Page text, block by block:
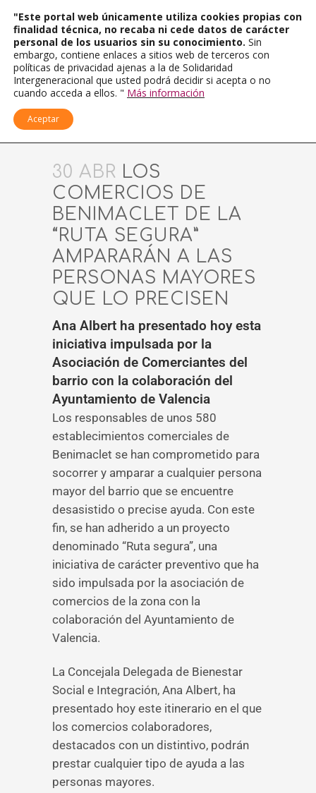
30 ABR LOS
COMERCIOS DE
BENIMACLET DE LA
“RUTA SEGURA”
AMPARARÁN A LAS
PERSONAS MAYORES
QUE LO PRECISEN
Ana Albert ha presentado hoy esta
iniciativa impulsada por la
Asociación de Comerciantes del
barrio con la colaboración del
Ayuntamiento de Valencia
Los responsables de unos 580
establecimientos comerciales de
Benimaclet se han comprometido para
socorrer y amparar a cualquier persona
mayor del barrio que se encuentre
desasistido o precise ayuda. Con este
fin, se han adherido a un proyecto
denominado “Ruta segura”, una
iniciativa de carácter preventivo que ha
sido impulsada por la asociación de
comercios de la zona con la
colaboración del Ayuntamiento de
Valencia.
La Concejala Delegada de Bienestar
Social e Integración, Ana Albert, ha
presentado hoy este itinerario en el que
los comercios colaboradores,
destacados con un distintivo, podrán
prestar cualquier tipo de ayuda a las
personas mayores.
"Este portal web únicamente utiliza cookies propias con
finalidad técnica, no recaba ni cede datos de carácter
personal de los usuarios sin su conocimiento. Sin
embargo, contiene enlaces a sitios web de terceros con
políticas de privacidad ajenas a la de Solidaridad
Intergeneracional que usted podrá decidir si acepta o no
cuando acceda a ellos. " Más información
Aceptar